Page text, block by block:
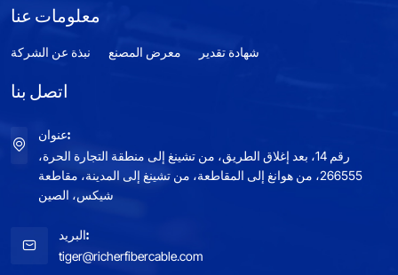
معلومات عنا
نبذة عن الشركة معرض المصنع شهادة تقدير
اتصل بنا
عنوان:
رقم 14، بعد إغلاق الطريق، من تشينغ إلى منطقة التجارة الحرة،
266555، من هوانغ إلى المقاطعة، من تشينغ إلى المدينة، مقاطعة
شيكس، الصين
البريد:
tiger@richerfibercable.com